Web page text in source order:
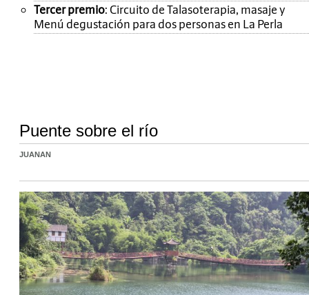
Tercer premio: Circuito de Talasoterapia, masaje y
Menú degustación para dos personas en La Perla
Puente sobre el río
JUANAN